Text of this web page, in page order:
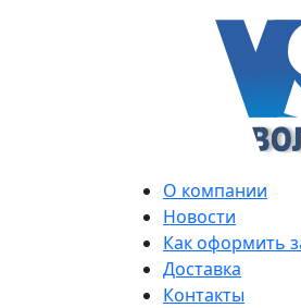
О компании
Новости
Как оформить
Доставка
Контакты